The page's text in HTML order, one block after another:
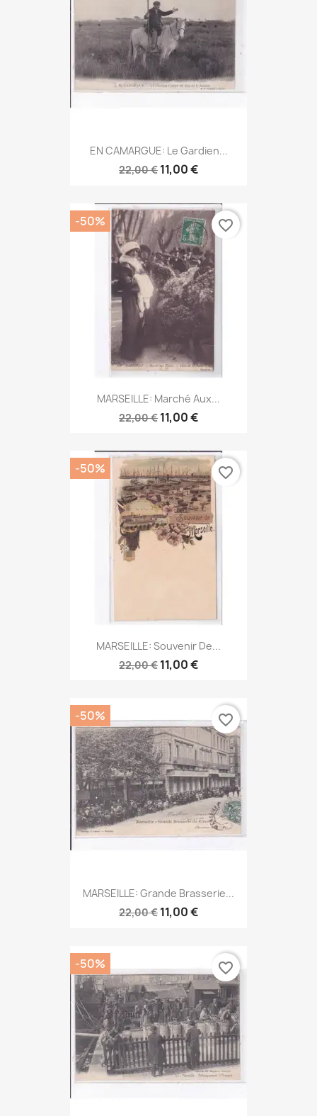
EN CAMARGUE: Le Gardien...
22,00 € 11,00 €
MARSEILLE: Marché Aux...
22,00 € 11,00 €
-50% favorite_border
MARSEILLE: Souvenir De...
22,00 € 11,00 €
-50% favorite_border
MARSEILLE: Grande Brasserie...
22,00 € 11,00 €
-50% favorite_border
-50% favorite_border